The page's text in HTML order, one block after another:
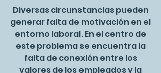
Diversas circunstancias pueden
generar falta de motivación en el
entorno laboral. En el centro de
este problema se encuentra la
falta de conexión entre los
valores de los empleados y la